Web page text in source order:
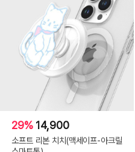
29% 14,900
소프트 리본 치치(맥세이프-아크릴